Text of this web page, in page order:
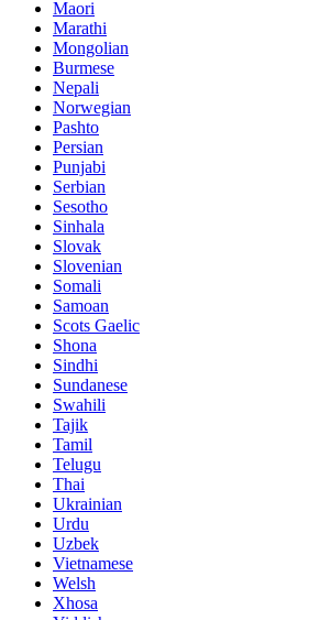
Maori
Marathi
Mongolian
Burmese
Nepali
Norwegian
Pashto
Persian
Punjabi
Serbian
Sesotho
Sinhala
Slovak
Slovenian
Somali
Samoan
Scots Gaelic
Shona
Sindhi
Sundanese
Swahili
Tajik
Tamil
Telugu
Thai
Ukrainian
Urdu
Uzbek
Vietnamese
Welsh
Xhosa